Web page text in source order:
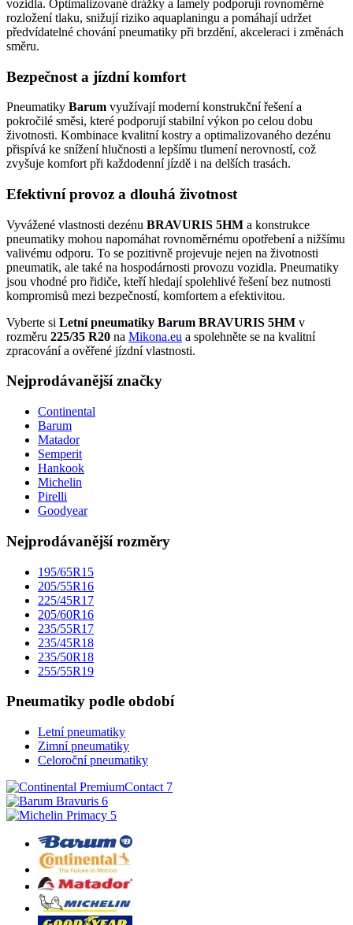
vozidla. Optimalizované drážky a lamely podporují rovnoměrné
rozložení tlaku, snižují riziko aquaplaningu a pomáhají udržet
předvídatelné chování pneumatiky při brzdění, akceleraci i změnách
směru.
Bezpečnost a jízdní komfort
Pneumatiky Barum využívají moderní konstrukční řešení a
pokročilé směsi, které podporují stabilní výkon po celou dobu
životnosti. Kombinace kvalitní kostry a optimalizovaného dezénu
přispívá ke snížení hlučnosti a lepšímu tlumení nerovností, což
zvyšuje komfort při každodenní jízdě i na delších trasách.
Efektivní provoz a dlouhá životnost
Vyvážené vlastnosti dezénu BRAVURIS 5HM a konstrukce
pneumatiky mohou napomáhat rovnoměrnému opotřebení a nižšímu
valivému odporu. To se pozitivně projevuje nejen na životnosti
pneumatik, ale také na hospodárnosti provozu vozidla. Pneumatiky
jsou vhodné pro řidiče, kteří hledají spolehlivé řešení bez nutnosti
kompromisů mezi bezpečností, komfortem a efektivitou.
Vyberte si Letní pneumatiky Barum BRAVURIS 5HM v
rozměru 225/35 R20 na Mikona.eu a spolehněte se na kvalitní
zpracování a ověřené jízdní vlastnosti.
Nejprodávanější značky
Continental
Barum
Matador
Semperit
Hankook
Michelin
Pirelli
Goodyear
Nejprodávanější rozměry
195/65R15
205/55R16
225/45R17
205/60R16
235/55R17
235/45R18
235/50R18
255/55R19
Pneumatiky podle období
Letní pneumatiky
Zimní pneumatiky
Celoroční pneumatiky